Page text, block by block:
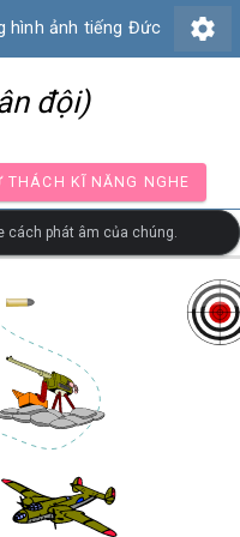
hình ảnh tiếng Đức settings
đội)
THỬ THÁCH KĨ NĂNG
cách phát âm của chúng.